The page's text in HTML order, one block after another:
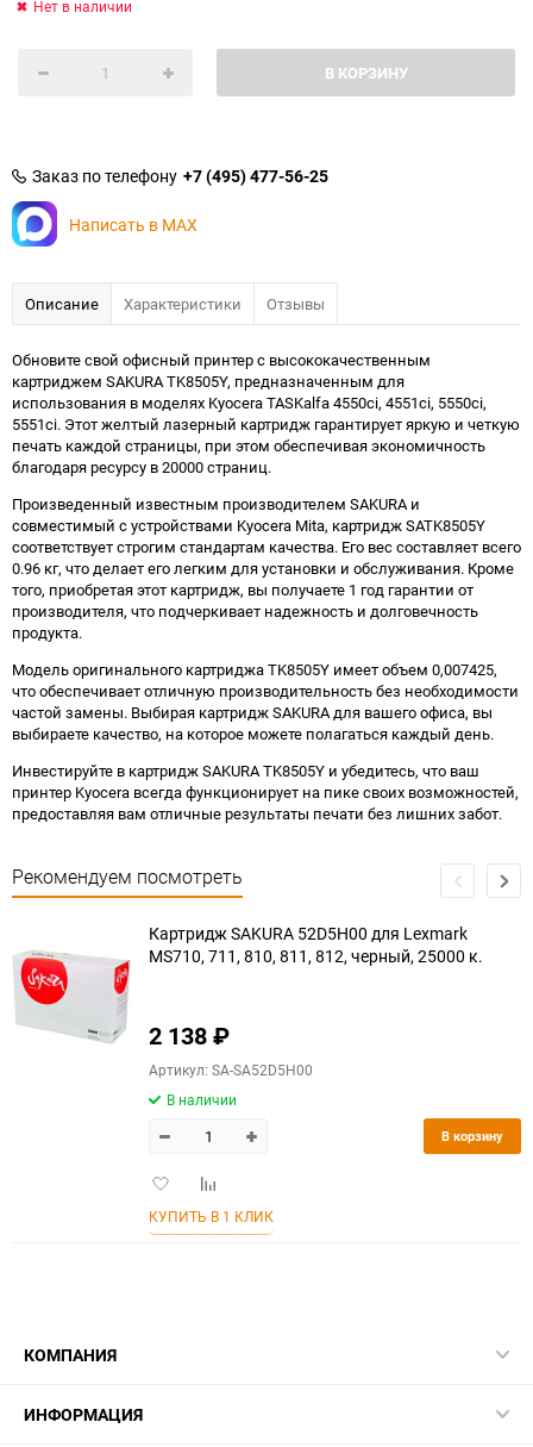
В КОРЗИНУ
Нет в наличии
Заказ по телефону +7 (495) 477-56-25
Написать в MAX
Описание Характеристики Отзывы
Обновите свой офисный принтер с высококачественным
картриджем SAKURA TK8505Y, предназначенным для
использования в моделях Kyocera TASKalfa 4550ci, 4551ci, 5550ci,
5551ci. Этот желтый лазерный картридж гарантирует яркую и четкую
печать каждой страницы, при этом обеспечивая экономичность
благодаря ресурсу в 20000 страниц.
Произведенный известным производителем SAKURA и
совместимый с устройствами Kyocera Mita, картридж SATK8505Y
соответствует строгим стандартам качества. Его вес составляет всего
0.96 кг, что делает его легким для установки и обслуживания. Кроме
того, приобретая этот картридж, вы получаете 1 год гарантии от
производителя, что подчеркивает надежность и долговечность
продукта.
Модель оригинального картриджа TK8505Y имеет объем 0,007425,
что обеспечивает отличную производительность без необходимости
частой замены. Выбирая картридж SAKURA для вашего офиса, вы
выбираете качество, на которое можете полагаться каждый день.
Инвестируйте в картридж SAKURA TK8505Y и убедитесь, что ваш
принтер Kyocera всегда функционирует на пике своих возможностей,
предоставляя вам отличные результаты печати без лишних забот.
Рекомендуем посмотреть
Картридж SAKURA 52D5H00 для Lexmark
MS710, 711, 810, 811, 812, черный, 25000 к.
2 138₽
Артикул: SA-SA52D5H00
В наличии
Добавить
избранное
Добавить
сравнению
В корзину
КУПИТЬ В 1 КЛИК
КОМПАНИЯ
ИНФОРМАЦИЯ